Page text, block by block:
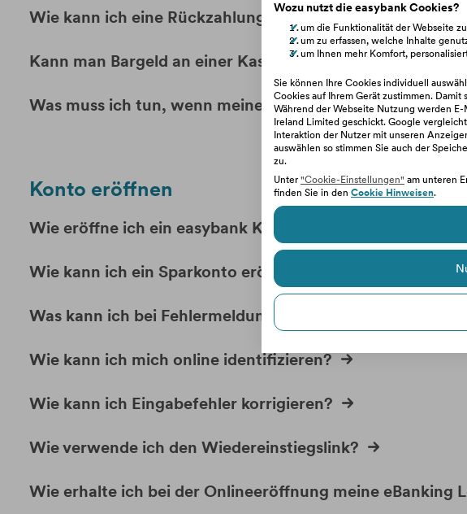
Wie kann ich eine Rückzahlungsvereinbarung für
Kann man Bargeld an einer Kassa abheben?
Was muss ich tun, wenn meine Konto- oder Kreditkarte
Konto eröffnen
Wie eröffne ich ein easybank Konto?
Wie kann ich ein Sparkonto eröffnen?
Was kann ich bei Fehlermeldungen bei der Online-
Wie kann ich mich online identifizieren?
Wie kann ich Eingabefehler korrigieren?
Wie verwende ich den Wiedereinstiegslink?
Wie erhalte ich bei der Onlineeröffnung meine eBanking
Wozu nutzt die easybank Cookies?
um die Funktionalität der Webseite
um zu erfassen, welche Inhalte
um Ihnen mehr Komfort,
Sie können Ihre Cookies individuell
Cookies auf Ihrem Gerät zustimmen. Damit
Während der Webseite Nutzung werden
Ireland Limited geschickt. Google
Interaktion der Nutzer mit unseren
auswählen so stimmen Sie auch der
zu.
Unter"Cookie-Einstellungen" am unteren
finden Sie in den Cookie Hinweisen.